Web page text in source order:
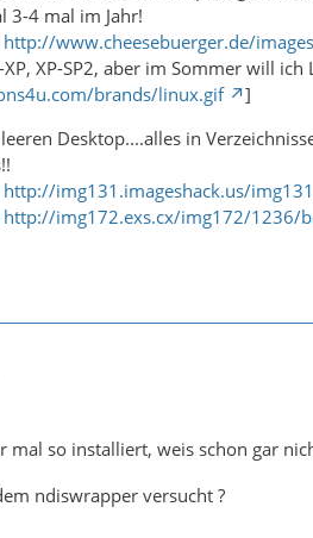
3-4 mal im Jahr!
http://www.cheesebuerger.de/
XP-SP2, aber im Sommer will
brands/linux.gif
]
Desktop....alles in
http://img131.imageshack.us/
http://img172.exs.cx/img172/1236/
mal so installiert, weis schon gar
ndiswrapper versucht ?